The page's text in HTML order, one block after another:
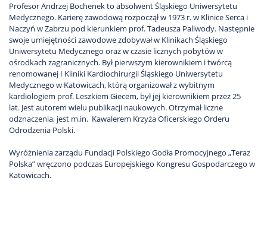
Profesor Andrzej Bochenek to absolwent Śląskiego Uniwersytetu
Medycznego. Karierę zawodową rozpoczął w 1973 r. w Klinice Serca i
Naczyń w Zabrzu pod kierunkiem prof. Tadeusza Paliwody. Następnie
swoje umiejętności zawodowe zdobywał w Klinikach Śląskiego
Uniwersytetu Medycznego oraz w czasie licznych pobytów w
ośrodkach zagranicznych. Był pierwszym kierownikiem i twórcą
renomowanej I Kliniki Kardiochirurgii Śląskiego Uniwersytetu
Medycznego w Katowicach, którą organizował z wybitnym
kardiologiem prof. Leszkiem Giecem, był jej kierownikiem przez 25
lat. Jest autorem wielu publikacji naukowych. Otrzymał liczne
odznaczenia, jest m.in. Kawalerem Krzyża Oficerskiego Orderu
Odrodzenia Polski.
Wyróżnienia zarządu Fundacji Polskiego Godła Promocyjnego „Teraz
Polska” wręczono podczas Europejskiego Kongresu Gospodarczego w
Katowicach.